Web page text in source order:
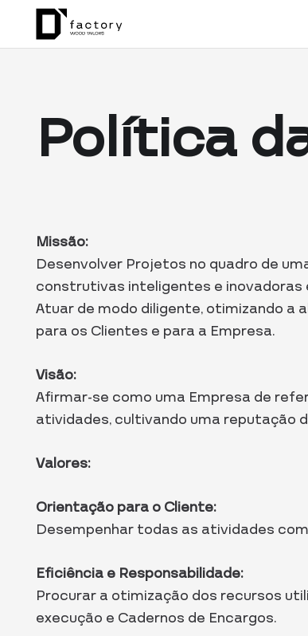
Política
Missão:
Desenvolver Projetos no quadro de
construtivas inteligentes e inovadoras
Atuar de modo diligente, otimizando a
para os Clientes e para a Empresa.
Visão:
Afirmar-se como uma Empresa de
atividades, cultivando uma reputação
Valores:
Orientação para o Cliente:
Desempenhar todas as atividades
Eficiência e Responsabilidade:
Procurar a otimização dos recursos
execução e Cadernos de Encargos.